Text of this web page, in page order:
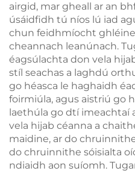
airgid, mar gheall ar an
úsáidfidh tú níos lú iad
chun feidhmíocht
cheannach leanúnach.
éagsúlachta don vela
stíl seachas a laghdú
go héasca le haghaidh
foirmiúla, agus aistriú go
laethúla go dtí imeachtaí
vela hijab céanna a
maidine, ar do
do chruinnithe sóisialta
ndiaidh aon suíomh.